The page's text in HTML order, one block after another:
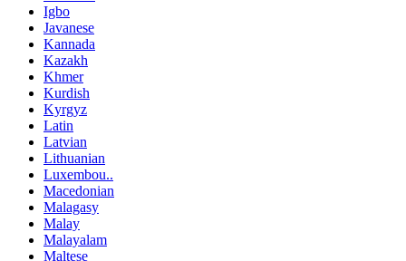
Igbo
Javanese
Kannada
Kazakh
Khmer
Kurdish
Kyrgyz
Latin
Latvian
Lithuanian
Luxembou..
Macedonian
Malagasy
Malay
Malayalam
Maltese